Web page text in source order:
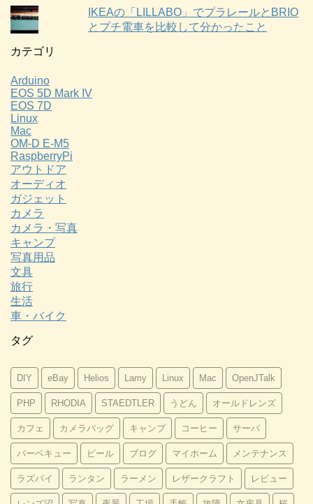
IKEAの「LILLABO」でプラレールとBRIO
とプチ電車を比較して分かったこと
カテゴリ
Arduino
EOS 5D Mark IV
EOS 7D
Linux
Mac
OM-D E-M5
RaspberryPi
アウトドア
オーディオ
ガジェット
カメラ
カメラ・写真
キャンプ
写真用品
文具
旅行
生活
車・バイク
タグ
DIY eBay Helios Lamy Linux Mac OpenJTalk
PHP RHODIA STAEDTLER うどん オールドレンズ
カフェ カメラバッグ キャンプ コーヒー サーバ
バーベキュー ビール ブログ マイホーム メンテナンス
ラズパイ ランタン ラーメン レザークラフト レビュー